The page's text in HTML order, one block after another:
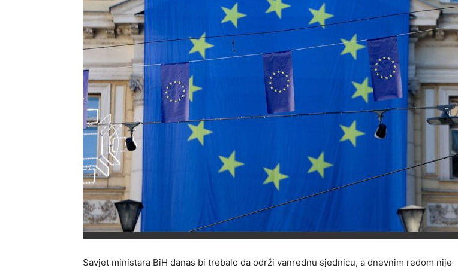
Savjet ministara BiH danas bi trebalo da održi vanrednu sjednicu, a dnevnim redom nije